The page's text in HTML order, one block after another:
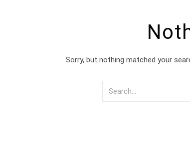
Sorry, but nothing matched your